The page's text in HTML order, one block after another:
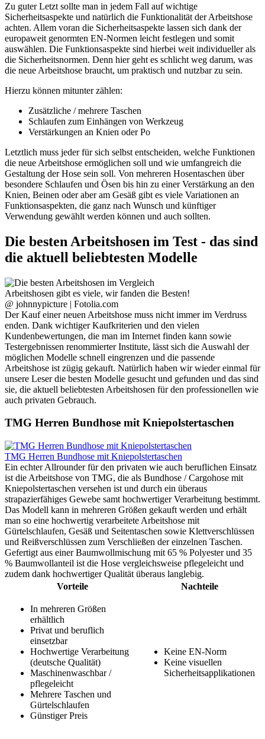
Zu guter Letzt sollte man in jedem Fall auf wichtige
Sicherheitsaspekte und natürlich die Funktionalität der Arbeitshose
achten. Allem voran die Sicherheitsaspekte lassen sich dank der
europaweit genormten EN-Normen leicht festlegen und somit
auswählen. Die Funktionsaspekte sind hierbei weit individueller als
die Sicherheitsnormen. Denn hier geht es schlicht weg darum, was
die neue Arbeitshose braucht, um praktisch und nutzbar zu sein.
Hierzu können mitunter zählen:
Zusätzliche / mehrere Taschen
Schlaufen zum Einhängen von Werkzeug
Verstärkungen an Knien oder Po
Letztlich muss jeder für sich selbst entscheiden, welche Funktionen
die neue Arbeitshose ermöglichen soll und wie umfangreich die
Gestaltung der Hose sein soll. Von mehreren Hosentaschen über
besondere Schlaufen und Ösen bis hin zu einer Verstärkung an den
Knien, Beinen oder aber am Gesäß gibt es viele Variationen an
Funktionsaspekten, die ganz nach Wunsch und künftiger
Verwendung gewählt werden können und auch sollten.
Die besten Arbeitshosen im Test - das sind
die aktuell beliebtesten Modelle
Arbeitshosen gibt es viele, wir fanden die Besten!
@ johnnypicture | Fotolia.com
Der Kauf einer neuen Arbeitshose muss nicht immer im Verdruss
enden. Dank wichtiger Kaufkriterien und den vielen
Kundenbewertungen, die man im Internet finden kann sowie
Testergebnissen renommierter Institute, lässt sich die Auswahl der
möglichen Modelle schnell eingrenzen und die passende
Arbeitshose ist zügig gekauft. Natürlich haben wir wieder einmal für
unsere Leser die besten Modelle gesucht und gefunden und das sind
sie, die aktuell beliebtesten Arbeitshosen für den professionellen wie
auch privaten Gebrauch.
TMG Herren Bundhose mit Kniepolstertaschen
TMG Herren Bundhose mit Kniepolstertaschen
Ein echter Allrounder für den privaten wie auch beruflichen Einsatz
ist die Arbeitshose von TMG, die als Bundhose / Cargohose mit
Kniepolstertaschen versehen ist und durch ein überaus
strapazierfähiges Gewebe samt hochwertiger Verarbeitung bestimmt.
Das Modell kann in mehreren Größen gekauft werden und erhält
man so eine hochwertig verarbeitete Arbeitshose mit
Gürtelschlaufen, Gesäß und Seitentaschen sowie Klettverschlüssen
und Reißverschlüssen zum Verschließen der einzelnen Taschen.
Gefertigt aus einer Baumwollmischung mit 65 % Polyester und 35
% Baumwollanteil ist die Hose vergleichsweise pflegeleicht und
zudem dank hochwertiger Qualität überaus langlebig.
Vorteile
Nachteile
In mehreren Größen
erhältlich
Privat und beruflich
einsetzbar
Hochwertige Verarbeitung
(deutsche Qualität)
Maschinenwaschbar /
pflegeleicht
Mehrere Taschen und
Gürtelschlaufen
Günstiger Preis
Keine EN-Norm
Keine visuellen
Sicherheitsapplikationen